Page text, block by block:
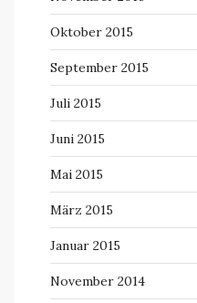
Oktober 2015
September 2015
Juli 2015
Juni 2015
Mai 2015
März 2015
Januar 2015
November 2014